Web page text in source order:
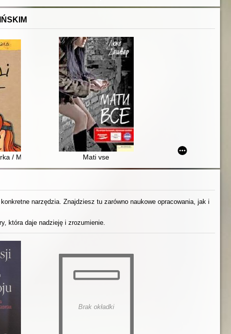
u lamoroga : polʹsʹko-ukraïnsʹkì kazki pro družbu
/ Megan MakDonald ; ìlûstracìï Pìtera Rejnoldsa ; z anglìjs'koï
Mati vse
narzędzia. Znajdziesz tu zarówno naukowe opracowania, jak i
która daje nadzieję i zrozumienie.
Brak okładki